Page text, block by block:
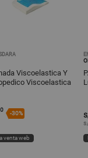
Viscoelastica Y
Viscoelastica
-30%
venta web